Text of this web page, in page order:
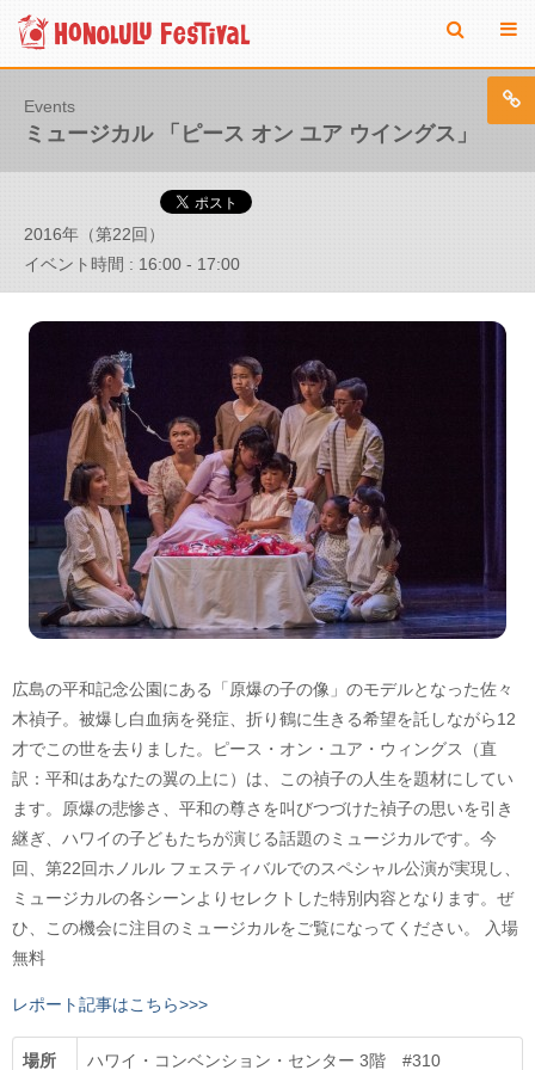
Events
ミュージカル 「ピース オン ユア ウイングス」
2016年（第22回）
イベント時間 : 16:00 - 17:00
広島の平和記念公園にある「原爆の子の像」のモデルとなった佐々
木禎子。被爆し白血病を発症、折り鶴に生きる希望を託しながら12
才でこの世を去りました。ピース・オン・ユア・ウィングス（直
訳：平和はあなたの翼の上に）は、この禎子の人生を題材にしてい
ます。原爆の悲惨さ、平和の尊さを叫びつづけた禎子の思いを引き
継ぎ、ハワイの子どもたちが演じる話題のミュージカルです。今
回、第22回ホノルル フェスティバルでのスペシャル公演が実現し、
ミュージカルの各シーンよりセレクトした特別内容となります。ぜ
ひ、この機会に注目のミュージカルをご覧になってください。 入場
無料
レポート記事はこちら>>>
場所 ハワイ・コンベンション・センター 3階 #310